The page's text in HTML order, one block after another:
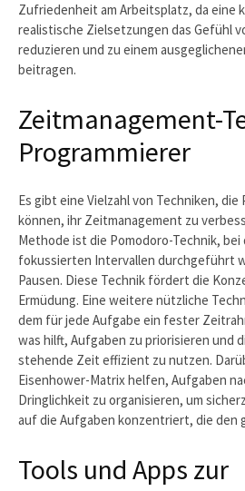
Zufriedenheit am Arbeitsplatz, da eine
realistische Zielsetzungen das Gefühl
reduzieren und zu einem
beitragen.
Zeitmanagement-
Programmierer
Es gibt eine Vielzahl von Techniken,
können, ihr Zeitmanagement zu
Methode ist die Pomodoro-Technik,
fokussierten Intervallen durchgeführt
Pausen. Diese Technik fördert die
Ermüdung. Eine weitere nützliche
dem für jede Aufgabe ein fester
was hilft, Aufgaben zu priorisieren und
stehende Zeit effizient zu nutzen.
Eisenhower-Matrix helfen, Aufgaben
Dringlichkeit zu organisieren, um
auf die Aufgaben konzentriert, die den
Tools und Apps zur